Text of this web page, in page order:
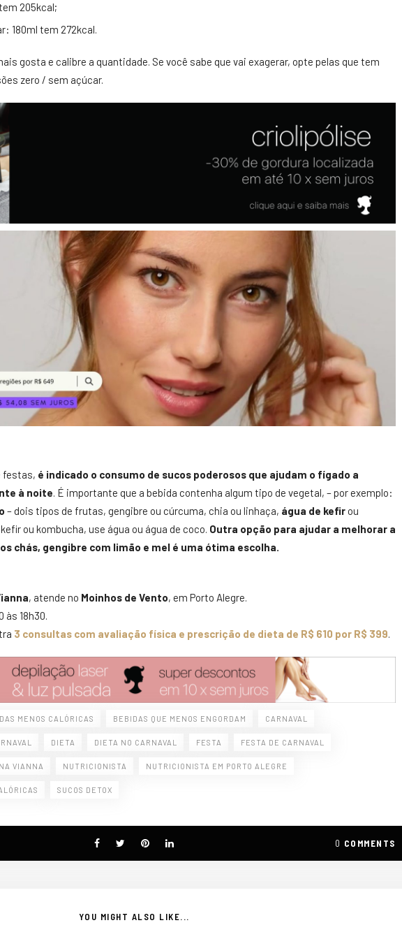
205kcal;
180ml tem 272kcal.
gosta e calibre a quantidade. Se você sabe que vai exagerar, opte pelas que tem
zero / sem açúcar.
festas, é indicado o consumo de sucos poderosos que ajudam o fígado a
à noite. É importante que a bebida contenha algum tipo de vegetal, – por exemplo:
– dois tipos de frutas, gengibre ou cúrcuma, chia ou linhaça, água de kefir ou
ou kombucha, use água ou água de coco. Outra opção para ajudar a melhorar a
chás, gengibre com limão e mel é uma ótima escolha.
, atende no Moinhos de Vento, em Porto Alegre.
às 18h30.
3 consultas com avaliação física e prescrição de dieta de R$ 610 por R$ 399.
MENOS CALÓRICAS BEBIDAS QUE MENOS ENGORDAM CARNAVAL
DIETA DIETA NO CARNAVAL FESTA FESTA DE CARNAVAL
VIANNA NUTRICIONISTA NUTRICIONISTA EM PORTO ALEGRE
SUCOS DETOX
0 COMMENTS
YOU MIGHT ALSO LIKE...